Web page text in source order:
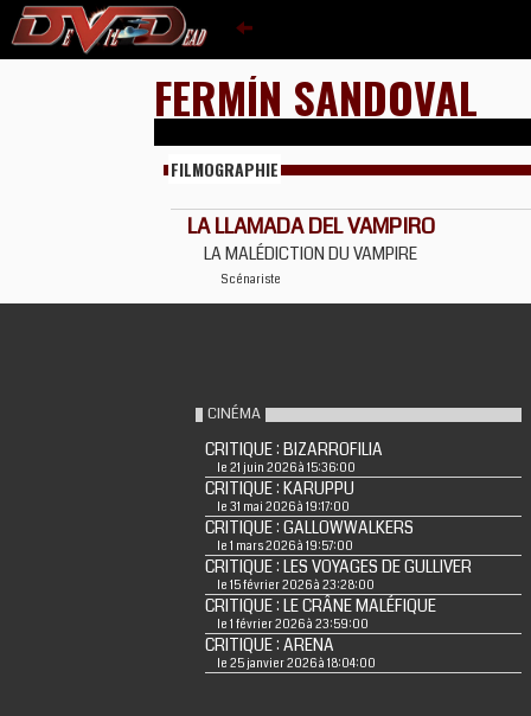
FERMÍN SANDOVAL
FILMOGRAPHIE
LA LLAMADA DEL VAMPIRO
LA MALÉDICTION DU VAMPIRE
Scénariste
CINÉMA
CRITIQUE : BIZARROFILIA
le 21 juin 2026 à 15:36:00
CRITIQUE : KARUPPU
le 31 mai 2026 à 19:17:00
CRITIQUE : GALLOWWALKERS
le 1 mars 2026 à 19:57:00
CRITIQUE : LES VOYAGES DE GULLIVER
le 15 février 2026 à 23:28:00
CRITIQUE : LE CRÂNE MALÉFIQUE
le 1 février 2026 à 23:59:00
CRITIQUE : ARENA
le 25 janvier 2026 à 18:04:00